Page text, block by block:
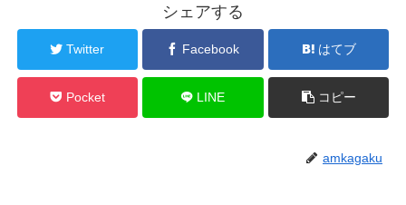
シェアする
Twitter Facebook はてブ
Pocket LINE コピー
amkagaku